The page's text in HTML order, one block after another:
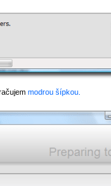
modrou šípkou.